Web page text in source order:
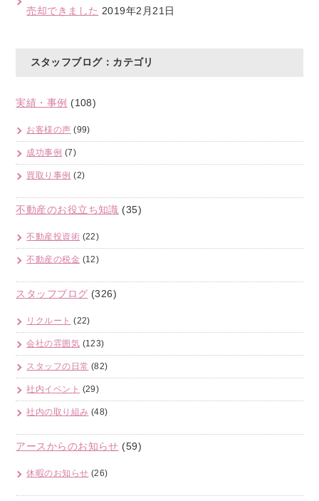
売却できました 2019年2月21日
スタッフブログ：カテゴリ
実績・事例 (108)
お客様の声 (99)
成功事例 (7)
買取り事例 (2)
不動産のお役立ち知識 (35)
不動産投資術 (22)
不動産の税金 (12)
スタッフブログ (326)
リクルート (22)
会社の雰囲気 (123)
スタッフの日常 (82)
社内イベント (29)
社内の取り組み (48)
アースからのお知らせ (59)
休暇のお知らせ (26)